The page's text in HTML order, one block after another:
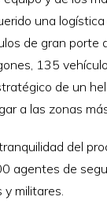
una
de gran porte
135
de un
a las zonas
del
agentes de
militares.